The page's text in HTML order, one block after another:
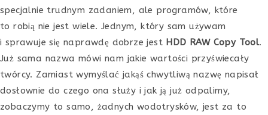
specjalnie trudnym zadaniem, ale programów, które
to robią nie jest wiele. Jednym, który sam używam
i sprawuje się naprawdę dobrze jest HDD RAW Copy Tool.
Już sama nazwa mówi nam jakie wartości przyświecały
twórcy. Zamiast wymyślać jakąś chwytliwą nazwę napisał
dosłownie do czego ona służy i jak ją już odpalimy,
zobaczymy to samo, żadnych wodotrysków, jest za to